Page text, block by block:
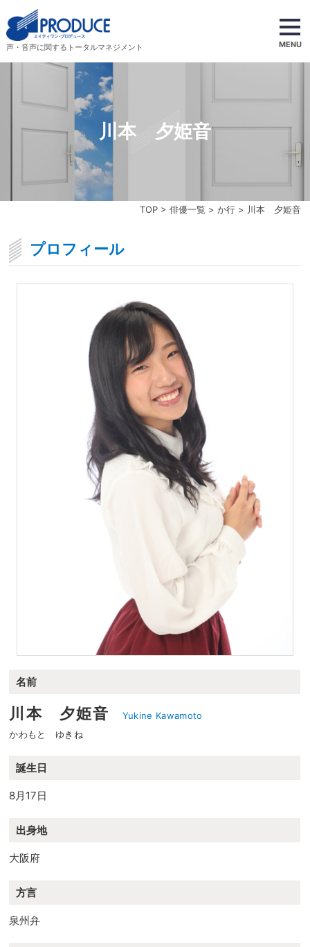
声・音声に関するトータルマネジメント MENU
TOP> 俳優一覧 > か行> 川本 夕姫音
川本 夕姫音
プロフィール
名前
川本 夕姫音
Yukine Kawamoto
かわもと ゆきね
誕生日
8月17日
出身地
大阪府
方言
泉州弁